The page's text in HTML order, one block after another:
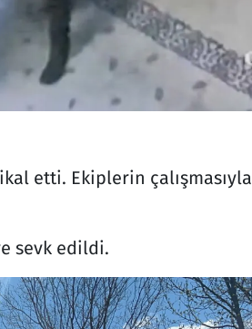
etti. Ekiplerin çalışmasıyla
sevk edildi.